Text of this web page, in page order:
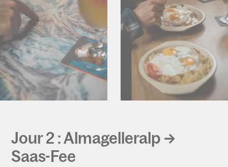
Jour 2 : Almagelleralp →
Saas-Fee